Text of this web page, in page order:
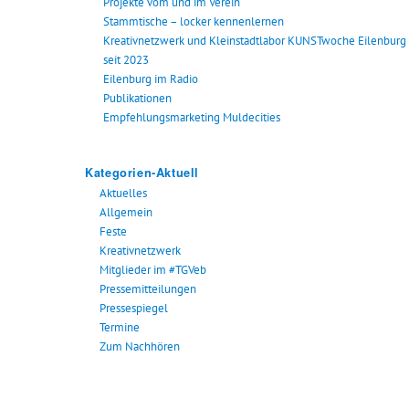
Stammtische – locker kennenlernen
Kreativnetzwerk und Kleinstadtlabor KUNSTwoche Eilenburg
seit 2023
Eilenburg im Radio
Publikationen
Empfehlungsmarketing Muldecities
Kategorien-Aktuell
Aktuelles
Allgemein
Feste
Kreativnetzwerk
Mitglieder im #TGVeb
Pressemitteilungen
Pressespiegel
Termine
Zum Nachhören